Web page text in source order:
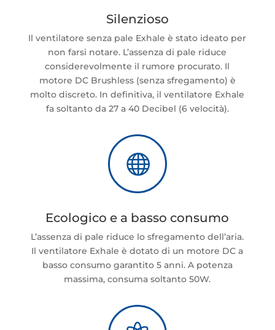
Silenzioso
Il ventilatore senza pale Exhale è stato ideato per
non farsi notare. L’assenza di pale riduce
considerevolmente il rumore procurato. Il
motore DC Brushless (senza sfregamento) è
molto discreto. In definitiva, il ventilatore Exhale
fa soltanto da 27 a 40 Decibel (6 velocità).

Ecologico e a basso consumo
L’assenza di pale riduce lo sfregamento dell’aria.
Il ventilatore Exhale è dotato di un motore DC a
basso consumo garantito 5 anni. A potenza
massima, consuma soltanto 50W.